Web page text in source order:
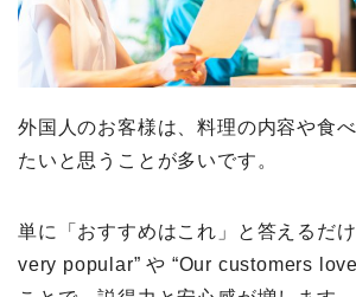
外国人のお客様は、料理の内容や食
たいと思うことが多いです。
単に「おすすめはこれ」と答えるだけ
very popular” や “Our customers